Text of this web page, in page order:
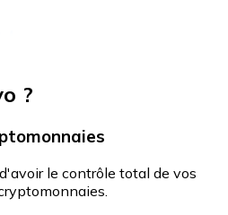
?
le contrôle total de vos